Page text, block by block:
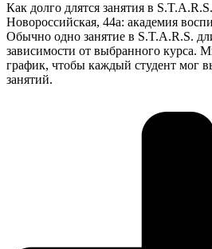
Как долго длятся занятия в
Новороссийская, 44а: академия
Обычно одно занятие в S.T.A.R.S.
зависимости от выбранного курса.
график, чтобы каждый студент мог
занятий.